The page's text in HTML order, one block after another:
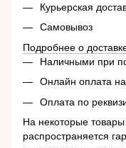
Курьерская
Самовывоз
Подробнее о
Наличными при
Онлайн оплата
Оплата по
На некоторые
распространяется